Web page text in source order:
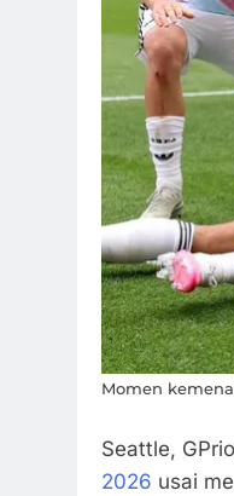
Momen
Seattle,
2026 usai